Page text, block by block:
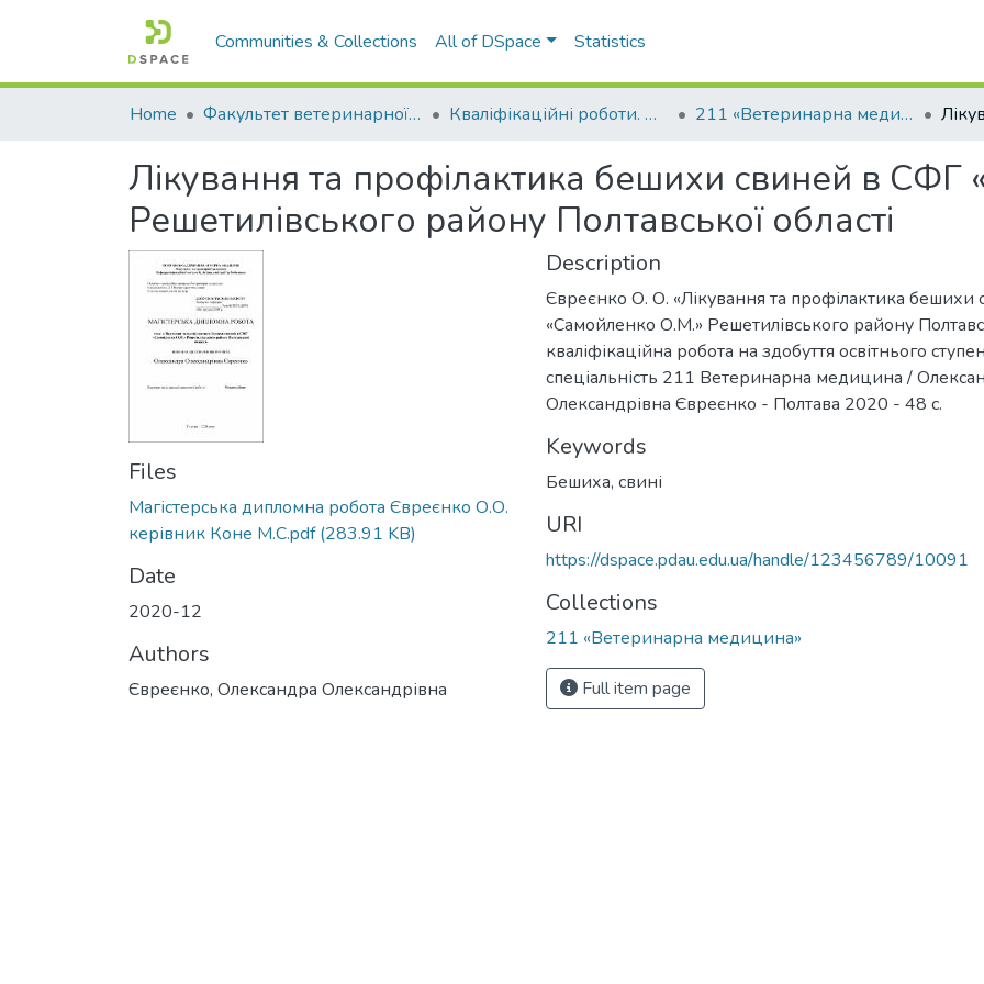
Communities & Collections All of DSpace Statistics
Home Факультет ветеринарної медицини Кваліфікаційні роботи. Факультет ветеринарної медицини 211 «Ветеринарна медицина»
Лікування та профілактика бешихи свиней в
Решетилівського району Полтавської області
Files
Магістерська дипломна робота Євреєнко О.О.
керівник Коне М.С.pdf(283.91 KB)
Date
2020-12
Authors
Євреєнко, Олександра Олександрівна
Description
Євреєнко О. О. «Лікування та профілактика
«Самойленко О.М.» Решетилівського району
кваліфікаційна робота на здобуття освітнього
спеціальність 211 Ветеринарна медицина /
Олександрівна Євреєнко - Полтава 2020 - 48 с.
Keywords
Бешиха, свині
URI
https://dspace.pdau.edu.ua/handle/123456789/10091
Collections
211 «Ветеринарна медицина»
Full item page